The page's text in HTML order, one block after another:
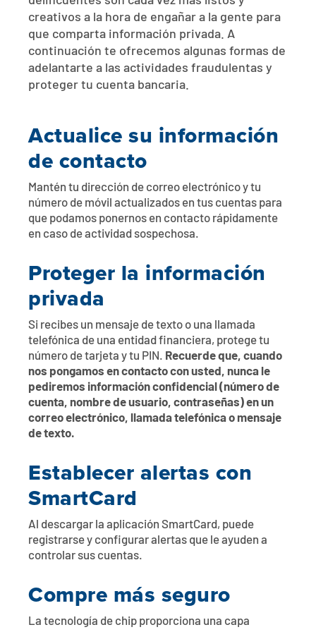
creativos a la hora de engañar a la gente para
que comparta información privada. A
continuación te ofrecemos algunas formas de
adelantarte a las actividades fraudulentas y
proteger tu cuenta bancaria.
Actualice su información
de contacto
Mantén tu dirección de correo electrónico y tu
número de móvil actualizados en tus cuentas para
que podamos ponernos en contacto rápidamente
en caso de actividad sospechosa.
Proteger la información
privada
Si recibes un mensaje de texto o una llamada
telefónica de una entidad financiera, protege tu
número de tarjeta y tu PIN. Recuerde que, cuando
nos pongamos en contacto con usted, nunca le
pediremos información confidencial (número de
cuenta, nombre de usuario, contraseñas) en un
correo electrónico, llamada telefónica o mensaje
de texto.
Establecer alertas con
SmartCard
Al descargar la aplicación SmartCard, puede
registrarse y configurar alertas que le ayuden a
controlar sus cuentas.
Compre más seguro
La tecnología de chip proporciona una capa